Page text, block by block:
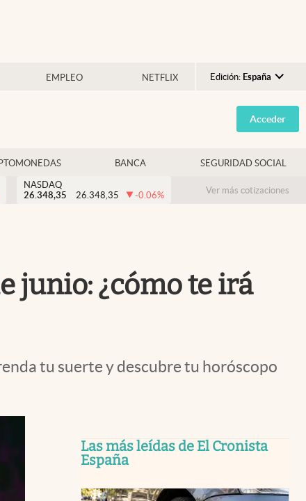
EMPLEO NETFLIX Edición: España
Argentina
España
USA
Colombia
Acceder
BANCA SEGURIDAD SOCIAL
NASDAQ
26.348,35
26.348,35 -0.06% Ver más cotizaciones
junio: ¿cómo te irá
tu suerte y descubre tu horóscopo
Las más leídas de El Cronista
España